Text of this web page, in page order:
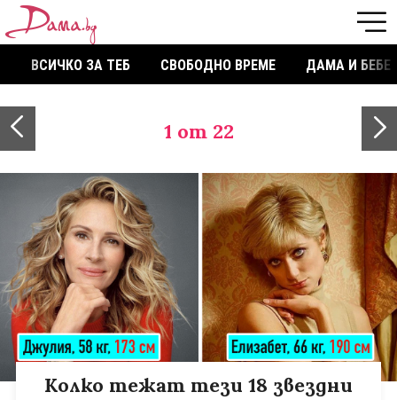
ВСИЧКО ЗА ТЕБ СВОБОДНО ВРЕМЕ ДАМА И БЕБЕ
1 от 22
Kолко тежат тези 18 звездни